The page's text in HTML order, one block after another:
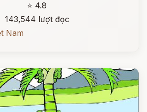
⭐ 4.8
143,544 lượt đọc
Nam